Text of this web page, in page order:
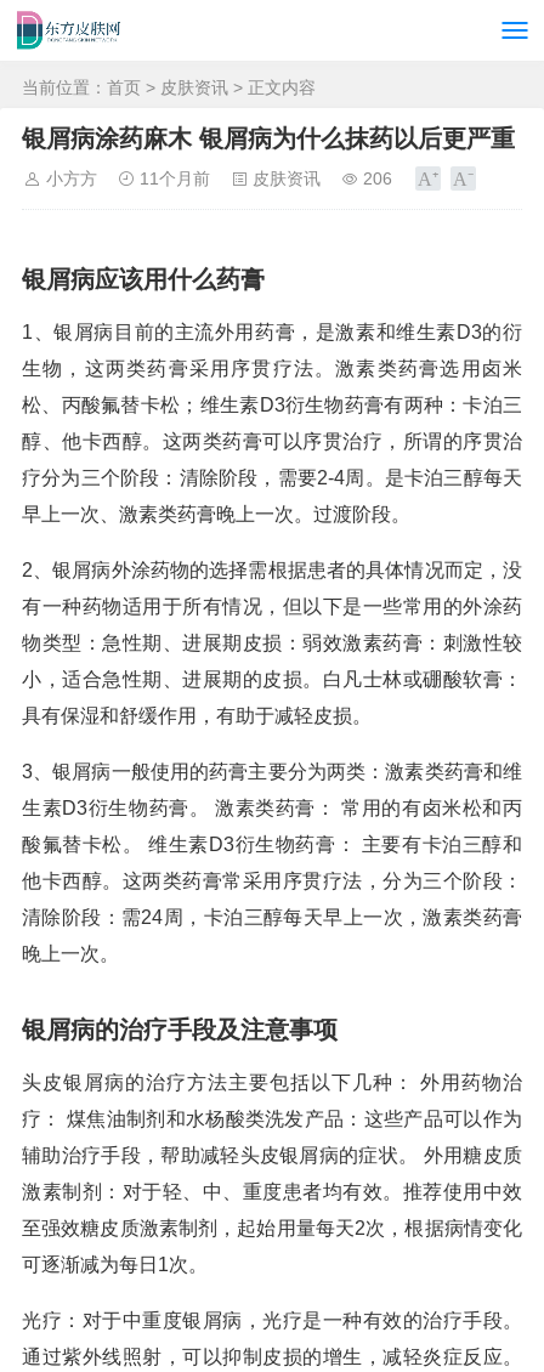
当前位置： 首页 > 皮肤资讯 > 正文内容
银屑病涂药麻木 银屑病为什么抹药以后更严重
小方方 11个月前 皮肤资讯 206
银屑病应该用什么药膏
1、银屑病目前的主流外用药膏，是激素和维生素D3的衍
生物，这两类药膏采用序贯疗法。激素类药膏选用卤米
松、丙酸氟替卡松；维生素D3衍生物药膏有两种：卡泊三
醇、他卡西醇。这两类药膏可以序贯治疗，所谓的序贯治
疗分为三个阶段：清除阶段，需要2-4周。是卡泊三醇每天
早上一次、激素类药膏晚上一次。过渡阶段。
2、银屑病外涂药物的选择需根据患者的具体情况而定，没
有一种药物适用于所有情况，但以下是一些常用的外涂药
物类型：急性期、进展期皮损：弱效激素药膏：刺激性较
小，适合急性期、进展期的皮损。白凡士林或硼酸软膏：
具有保湿和舒缓作用，有助于减轻皮损。
3、银屑病一般使用的药膏主要分为两类：激素类药膏和维
生素D3衍生物药膏。 激素类药膏： 常用的有卤米松和丙
酸氟替卡松。 维生素D3衍生物药膏： 主要有卡泊三醇和
他卡西醇。这两类药膏常采用序贯疗法，分为三个阶段：
清除阶段：需24周，卡泊三醇每天早上一次，激素类药膏
晚上一次。
银屑病的治疗手段及注意事项
头皮银屑病的治疗方法主要包括以下几种： 外用药物治
疗： 煤焦油制剂和水杨酸类洗发产品：这些产品可以作为
辅助治疗手段，帮助减轻头皮银屑病的症状。 外用糖皮质
激素制剂：对于轻、中、重度患者均有效。推荐使用中效
至强效糖皮质激素制剂，起始用量每天2次，根据病情变化
可逐渐减为每日1次。
光疗：对于中重度银屑病，光疗是一种有效的治疗手段。
通过紫外线照射，可以抑制皮损的增生，减轻炎症反应。